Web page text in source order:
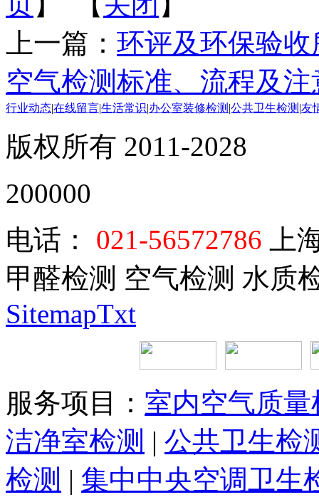
上一篇： 环评及环保验
空气检测标准、流程及
行业动态在线留言生活常识 办公室装修检测 公共卫生检测 友
版权所有 2011-2028
200000
电话：
021-56572786 上
甲醛检测 空气检测 水质
SitemapTxt
服务项目： 室内空气质量
洁净室检测 | 公共卫生检
检测 | 集中中央空调卫生